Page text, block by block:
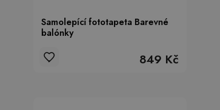
Samolepící fototapeta Barevné
balónky
849 Kč